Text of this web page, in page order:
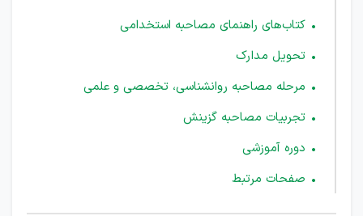
کتاب‌های راهنمای مصاحبه استخدامی
تحویل مدارک
مرحله مصاحبه روانشناسی، تخصصی و علمی
تجربیات مصاحبه گزینش
دوره آموزشی
صفحات مرتبط